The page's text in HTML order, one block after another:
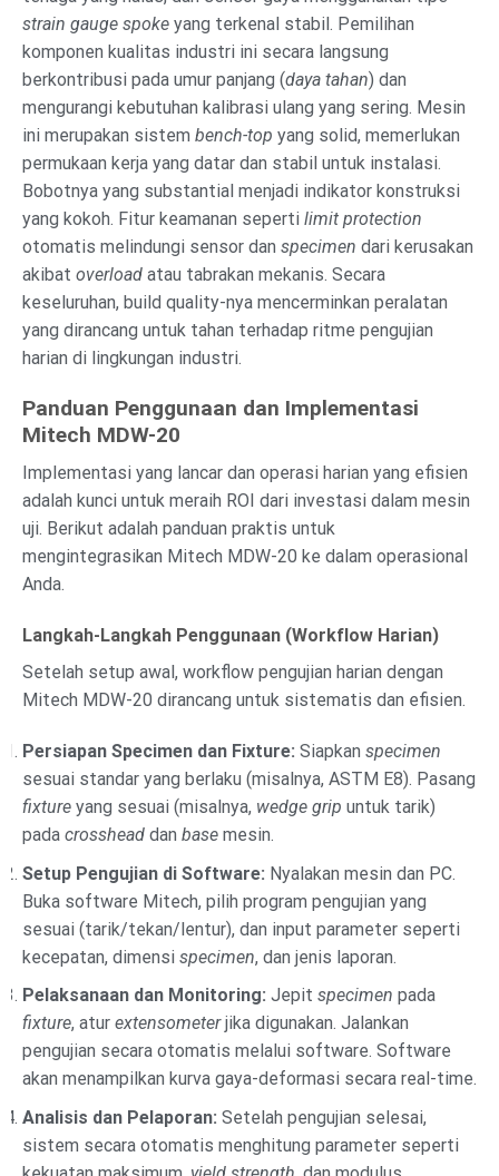
strain gauge spoke yang terkenal stabil. Pemilihan
komponen kualitas industri ini secara langsung
berkontribusi pada umur panjang (daya tahan) dan
mengurangi kebutuhan kalibrasi ulang yang sering. Mesin
ini merupakan sistem bench-top yang solid, memerlukan
permukaan kerja yang datar dan stabil untuk instalasi.
Bobotnya yang substantial menjadi indikator konstruksi
yang kokoh. Fitur keamanan seperti limit protection
otomatis melindungi sensor dan specimen dari kerusakan
akibat overload atau tabrakan mekanis. Secara
keseluruhan, build quality-nya mencerminkan peralatan
yang dirancang untuk tahan terhadap ritme pengujian
harian di lingkungan industri.
Panduan Penggunaan dan Implementasi
Mitech MDW-20
Implementasi yang lancar dan operasi harian yang efisien
adalah kunci untuk meraih ROI dari investasi dalam mesin
uji. Berikut adalah panduan praktis untuk
mengintegrasikan Mitech MDW-20 ke dalam operasional
Anda.
Langkah-Langkah Penggunaan (Workflow Harian)
Setelah setup awal, workflow pengujian harian dengan
Mitech MDW-20 dirancang untuk sistematis dan efisien.
Persiapan Specimen dan Fixture: Siapkan specimen
sesuai standar yang berlaku (misalnya, ASTM E8). Pasang
fixture yang sesuai (misalnya, wedge grip untuk tarik)
pada crosshead dan base mesin.
Setup Pengujian di Software: Nyalakan mesin dan PC.
Buka software Mitech, pilih program pengujian yang
sesuai (tarik/tekan/lentur), dan input parameter seperti
kecepatan, dimensi specimen, dan jenis laporan.
Pelaksanaan dan Monitoring: Jepit specimen pada
fixture, atur extensometerjika digunakan. Jalankan
pengujian secara otomatis melalui software. Software
akan menampilkan kurva gaya-deformasi secara real-time.
Analisis dan Pelaporan: Setelah pengujian selesai,
sistem secara otomatis menghitung parameter seperti